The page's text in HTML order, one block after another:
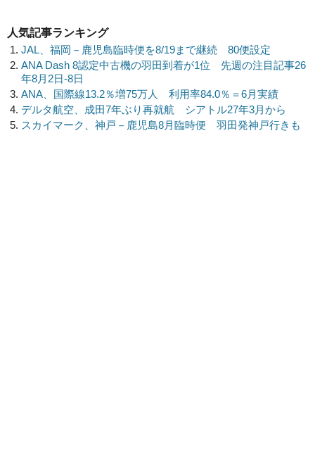
人気記事ランキング
JAL、福岡－鹿児島臨時便を8/19まで継続 80便設定
ANA Dash 8認定中古機の羽田到着が1位 先週の注目記事26
年8月2日-8日
ANA、国際線13.2％増75万人 利用率84.0％＝6月実績
デルタ航空、成田7年ぶり再就航 シアトル27年3月から
スカイマーク、神戸－鹿児島8月臨時便 羽田発神戸行きも